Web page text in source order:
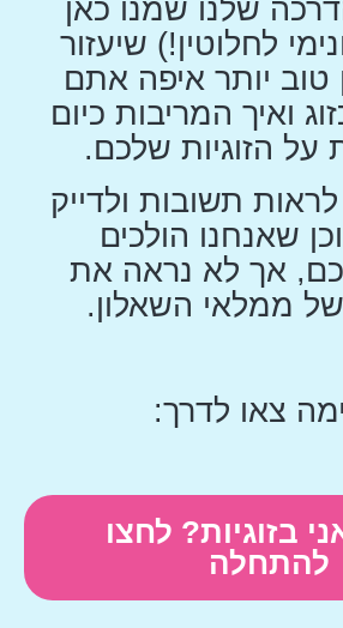
שלנו שמנו כאן
לחלוטין!) שיעזור
טוב יותר איפה אתם
ואיך המריבות כיום
על הזוגיות שלכם.
לראות תשובות ולדייק
שאנחנו הולכים
אך לא נראה את
ממלאי השאלון.
צאו לדרך:
בזוגיות? לחצו
להתחלה